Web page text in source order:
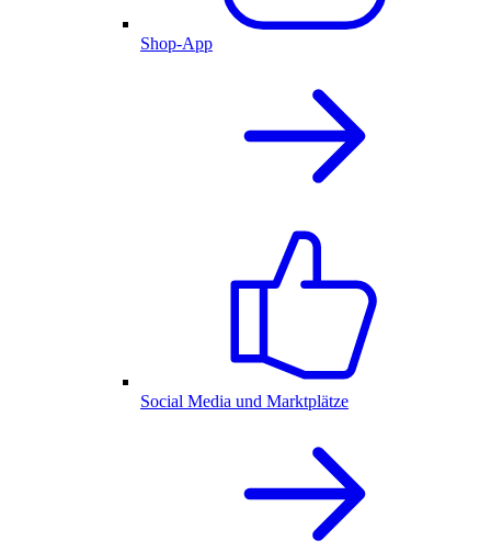
Shop-App
Social Media und Marktplätze